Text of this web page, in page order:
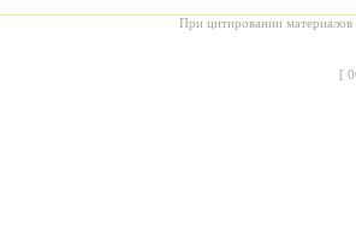
При цитировании материалов
[